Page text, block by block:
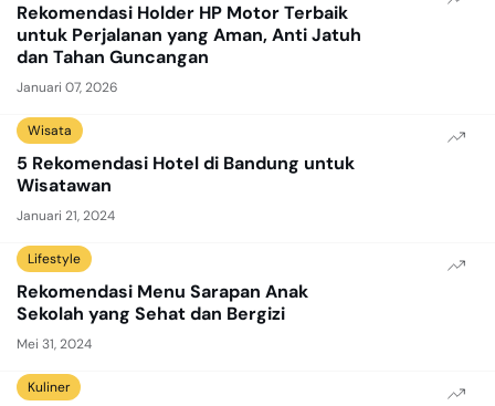
Rekomendasi Holder HP Motor Terbaik
untuk Perjalanan yang Aman, Anti Jatuh
dan Tahan Guncangan
Januari 07, 2026
Wisata
5 Rekomendasi Hotel di Bandung untuk
Wisatawan
Januari 21, 2024
Lifestyle
Rekomendasi Menu Sarapan Anak
Sekolah yang Sehat dan Bergizi
Mei 31, 2024
Kuliner